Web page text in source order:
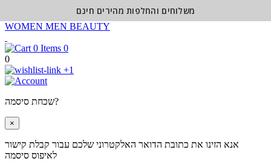
WOMEN MEN BEAUTY
0
0
+1
שכחת סיסמה?
×
אנא הזינו את כתובת הדואר האלקטרוני שלכם עבור קבלת קישור
לאיפוס סיסמה
משלוחים והחלפות מהירים חינם